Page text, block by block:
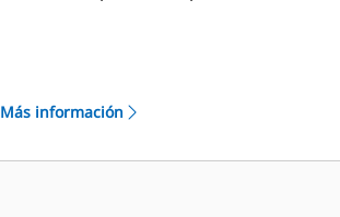
alto y suspensión neumática está
Más información